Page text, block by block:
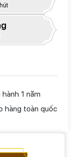
hành 1 năm
hàng toàn quốc